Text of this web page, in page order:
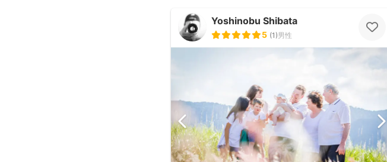
Yoshinobu Shibata
5 (1)男性